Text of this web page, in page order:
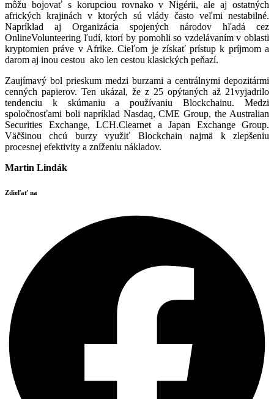
môžu bojovať s korupciou rovnako v Nigérii, ale aj ostatných
afrických krajinách v ktorých sú vlády často veľmi nestabilné.
Napríklad aj Organizácia spojených národov hľadá cez
OnlineVolunteering ľudí, ktorí by pomohli so vzdelávaním v oblasti
kryptomien práve v Afrike. Cieľom je získať prístup k príjmom a
darom aj inou cestou ako len cestou klasických peňazí.
Zaujímavý bol prieskum medzi burzami a centrálnymi depozitármi
cenných papierov. Ten ukázal, že z 25 opýtaných až 21vyjadrilo
tendenciu k skúmaniu a používaniu Blockchainu. Medzi
spoločnosťami boli napríklad Nasdaq, CME Group, the Australian
Securities Exchange, LCH.Clearnet a Japan Exchange Group.
Väčšinou chcú burzy využiť Blockchain najmä k zlepšeniu
procesnej efektivity a zníženiu nákladov.
Martin Lindák
Zdieľať na